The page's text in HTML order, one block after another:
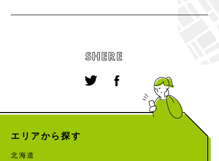
SHERE
エリアから探す
北海道